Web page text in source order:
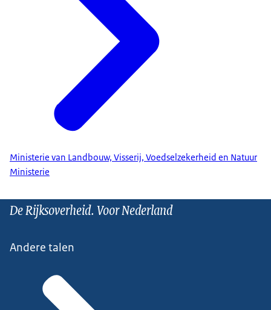
Ministerie van Landbouw, Visserij, Voedselzekerheid en Natuur
Ministerie
De Rijksoverheid. Voor Nederland
Andere talen